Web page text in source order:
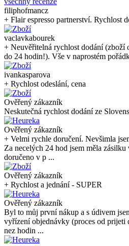
filiphofmancz
+ Flair espresso partnerství. Rychlost
vaclavkabourek
+ Neuvěřitelná rychlost dodání (zboží
do 24 hodin!). Vše v naprostém
ivankasparova
+ Rychlost odeslání, cena
Ověřený zákazník
Neskutečná rychlost dodání ze
Ověřený zákazník
+ Velmi rychle doručení. Nevšimla
Za necelých 24 hod jsem měla
doručeno v p ...
Ověřený zákazník
+ Rychlost a jednání - SUPER
Ověřený zákazník
Byl to můj první nákup a s údivem
vyřízení objednávky (proces od prijeti
nez hodin ...